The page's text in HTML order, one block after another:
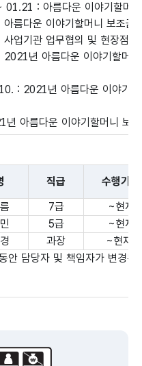
: 아름다운 이야기할머니
다운 이야기할머니 보조금
기관 업무협의 및 현장점검
년 아름다운 이야기할머니
: 2021년 아름다운 이야기 할
아름다운 이야기할머니 보
직급
수행기간
7급
~현재
5급
~현재
과장
~현재
안 담당자 및 책임자가 변경된